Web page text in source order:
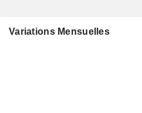
Variations Mensuelles